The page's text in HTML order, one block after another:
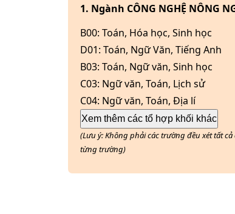
1. Ngành CÔNG NGHỆ NÔNG
B00: Toán, Hóa học, Sinh học
D01: Toán, Ngữ Văn, Tiếng Anh
B03: Toán, Ngữ văn, Sinh học
C03: Ngữ văn, Toán, Lịch sử
C04: Ngữ văn, Toán, Địa lí
Xem thêm các tổ hợp khối khác
(Lưu ý: Không phải các trường đều xét tất
từng trường)